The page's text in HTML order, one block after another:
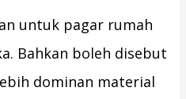
untuk pagar rumah
Bahkan boleh disebut
dominan material